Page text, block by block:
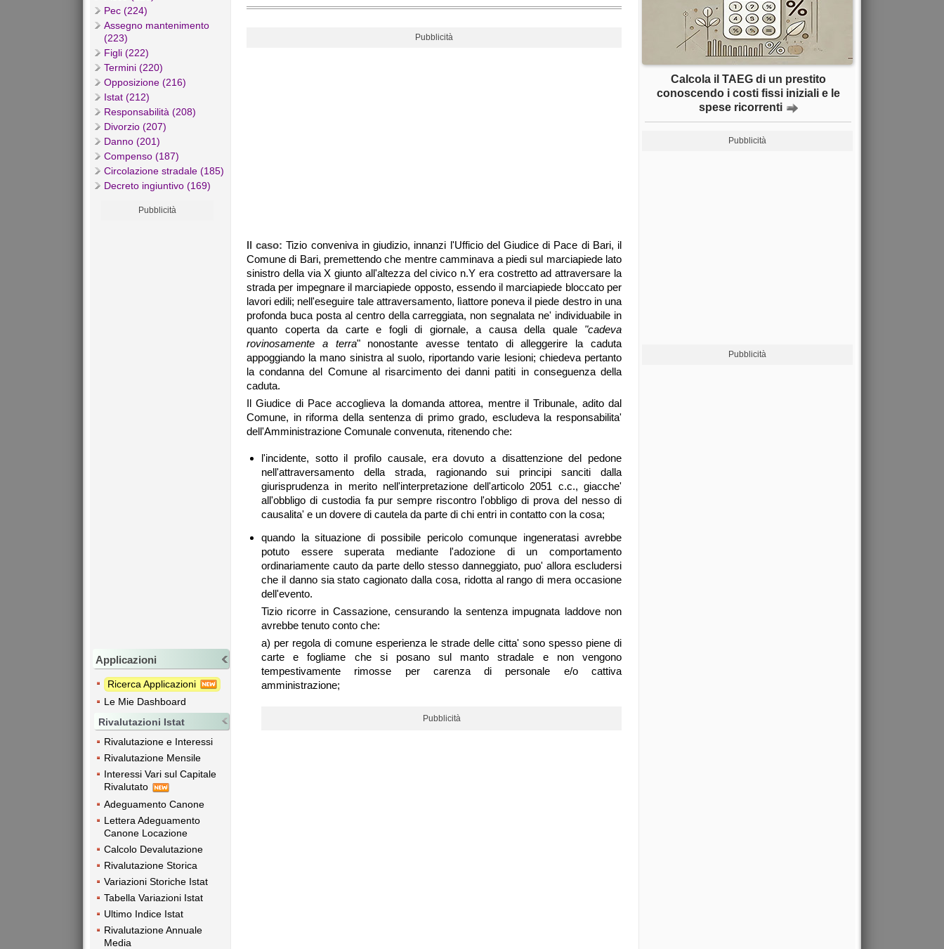
Pec (224)
Assegno mantenimento
(223)
Figli (222)
Termini (220)
Opposizione (216)
Istat (212)
Responsabilità (208)
Divorzio (207)
Danno (201)
Compenso (187)
Circolazione stradale (185)
Decreto ingiuntivo (169)
Pubblicità
Applicazioni
Ricerca Applicazioni
Le Mie Dashboard
Rivalutazioni Istat
Rivalutazione e Interessi
Rivalutazione Mensile
Interessi Vari sul Capitale
Rivalutato
Adeguamento Canone
Lettera Adeguamento
Canone Locazione
Calcolo Devalutazione
Rivalutazione Storica
Variazioni Storiche Istat
Tabella Variazioni Istat
Ultimo Indice Istat
Rivalutazione Annuale
Media
Pubblicità
Il caso: Tizio conveniva in giudizio, innanzi l'Ufficio del Giudice di Pace di Bari, il
Comune di Bari, premettendo che mentre camminava a piedi sul marciapiede lato
sinistro della via X giunto all'altezza del civico n.Y era costretto ad attraversare la
strada per impegnare il marciapiede opposto, essendo il marciapiede bloccato per
lavori edili; nell'eseguire tale attraversamento, lìattore poneva il piede destro in una
profonda buca posta al centro della carreggiata, non segnalata ne' individuabile in
quanto coperta da carte e fogli di giornale, a causa della quale "cadeva
rovinosamente a terra" nonostante avesse tentato di alleggerire la caduta
appoggiando la mano sinistra al suolo, riportando varie lesioni; chiedeva pertanto
la condanna del Comune al risarcimento dei danni patiti in conseguenza della
caduta.
Il Giudice di Pace accoglieva la domanda attorea, mentre il Tribunale, adito dal
Comune, in riforma della sentenza di primo grado, escludeva la responsabilita'
dell'Amministrazione Comunale convenuta, ritenendo che:
l'incidente, sotto il profilo causale, era dovuto a disattenzione del pedone
nell'attraversamento della strada, ragionando sui principi sanciti dalla
giurisprudenza in merito nell'interpretazione dell'articolo 2051 c.c., giacche'
all'obbligo di custodia fa pur sempre riscontro l'obbligo di prova del nesso di
causalita' e un dovere di cautela da parte di chi entri in contatto con la cosa;
quando la situazione di possibile pericolo comunque ingeneratasi avrebbe
potuto essere superata mediante l'adozione di un comportamento
ordinariamente cauto da parte dello stesso danneggiato, puo' allora escludersi
che il danno sia stato cagionato dalla cosa, ridotta al rango di mera occasione
dell'evento.
Tizio ricorre in Cassazione, censurando la sentenza impugnata laddove non
avrebbe tenuto conto che:
a) per regola di comune esperienza le strade delle citta' sono spesso piene di
carte e fogliame che si posano sul manto stradale e non vengono
tempestivamente rimosse per carenza di personale e/o cattiva
amministrazione;
Pubblicità
Calcola il TAEG di un prestito
conoscendo i costi fissi iniziali e le
spese ricorrenti
Pubblicità
Pubblicità